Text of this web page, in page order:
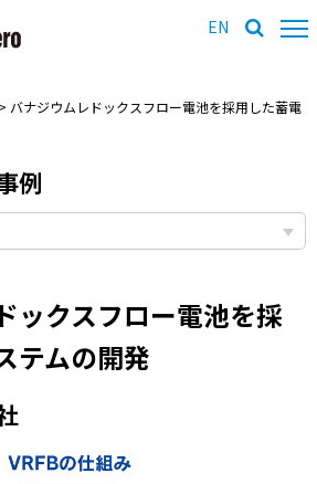
EN
> バナジウムレドックスフロー電池を採用した蓄電
例
ックスフロー電池を採
テムの開発